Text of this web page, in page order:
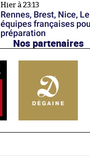
Hier à 23:13
Rennes, Brest, Nice,
équipes françaises
préparation
Nos partenaires